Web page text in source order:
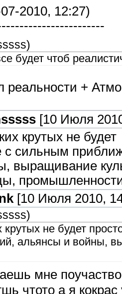
2010, 12:27)
)
будет чтоб
реальности +
[10 Июля
крутых не будет
с сильным
выращивание
[10 Июля 2010,
)
крутых не будет
альянсы и войны,
мне
чтото а я кокрас